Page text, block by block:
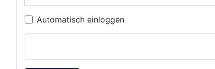
Automatisch einloggen